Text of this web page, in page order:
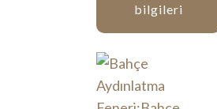
bilgileri